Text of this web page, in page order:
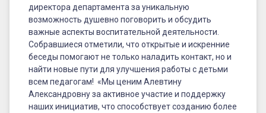
директора департамента за уникальную
возможность душевно поговорить и обсудить
важные аспекты воспитательной деятельности.
Собравшиеся отметили, что открытые и искренние
беседы помогают не только наладить контакт, но и
найти новые пути для улучшения работы с детьми
всем педагогам! «Мы ценим Алевтину
Александровну за активное участие и поддержку
наших инициатив, что способствует созданию более